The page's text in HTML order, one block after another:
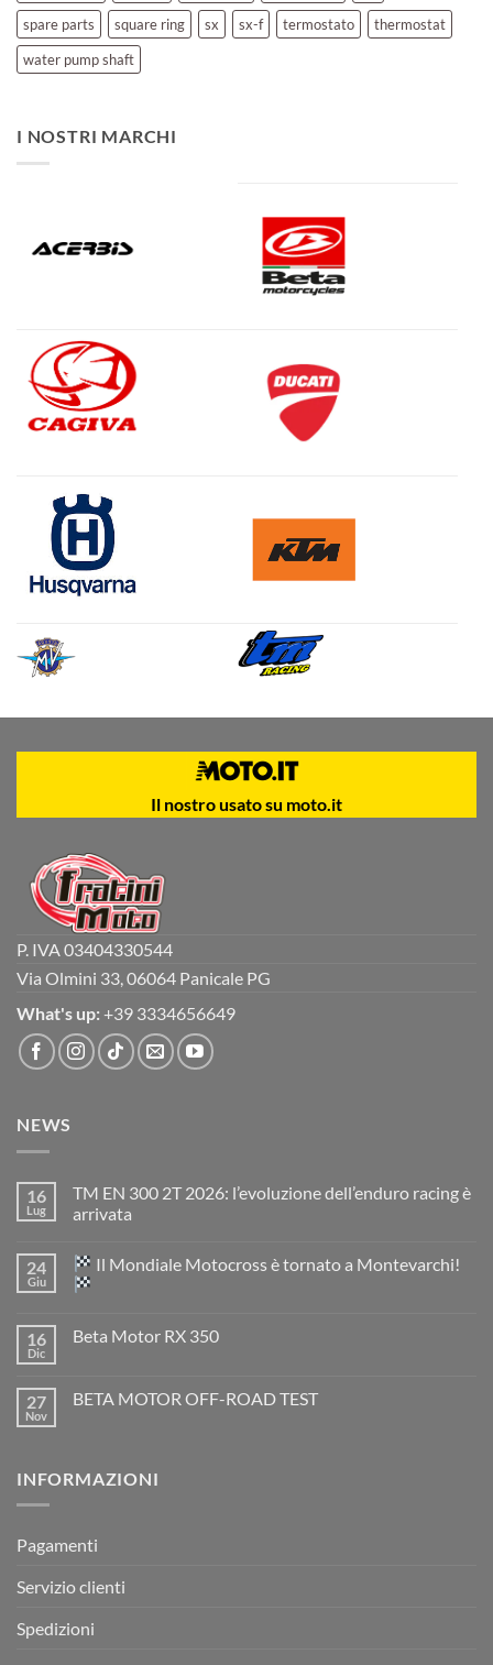
spare parts
square ring sx sx-f termostato
thermostat
water pump shaft
I NOSTRI MARCHI
Il nostro usato su moto.it
P. IVA 03404330544
Via Olmini 33, 06064 Panicale PG
What's up: +39 3334656649
NEWS
16
Lug
TM EN 300 2T 2026: l’evoluzione dell’enduro racing è
arrivata
su
TM
EN
2026:
è
arrivata
24
Giu
Il Mondiale Motocross è tornato a Montevarchi!
su
Motocross
è
16
Dic
Beta Motor RX 350
Beta
27
Nov
BETA MOTOR OFF-ROAD TEST
MOTOR
INFORMAZIONI
Pagamenti
Servizio clienti
Spedizioni